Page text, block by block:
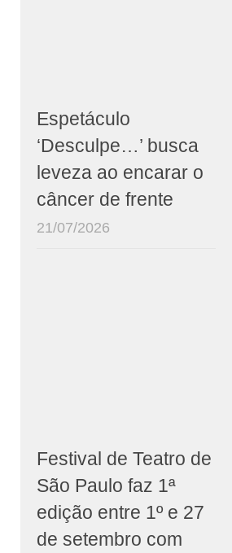
Espetáculo
‘Desculpe…’ busca
leveza ao encarar o
câncer de frente
21/07/2026
Festival de Teatro de
São Paulo faz 1ª
edição entre 1º e 27
de setembro com